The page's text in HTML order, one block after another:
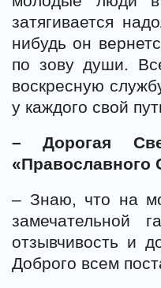
затягивается
нибудь он
по зову души.
воскресную
у каждого свой
– Дорогая
«Православного
– Знаю, что на
замечательной
отзывчивость и
Доброго всем